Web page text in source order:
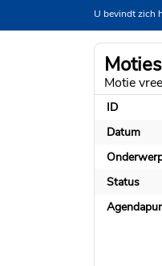
U bevindt zich
Motie
ID
Datum
Status